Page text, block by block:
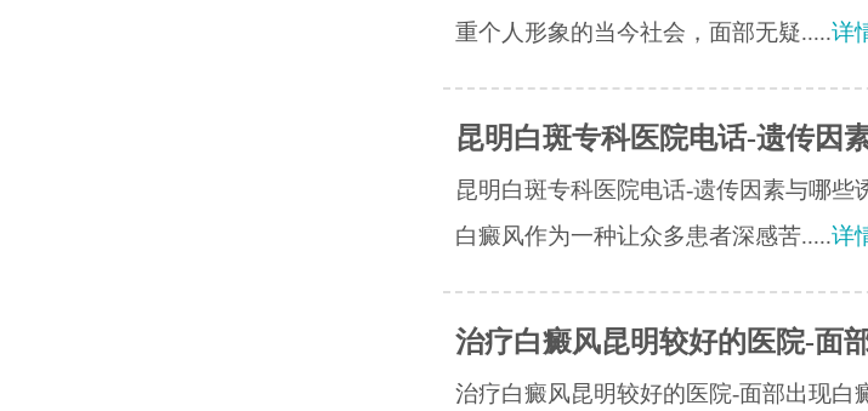
重个人形象的当今社会，面部无疑.....详
昆明白斑专科医院电话-遗传因
昆明白斑专科医院电话-遗传因素与哪些
白癜风作为一种让众多患者深感苦.....详
治疗白癜风昆明较好的医院-面
治疗白癜风昆明较好的医院-面部出现白